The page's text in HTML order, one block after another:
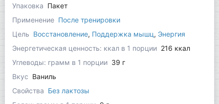
Упаковка Пакет
Применение После тренировки
Цель Восстановление, Поддержка мышц, Энергия
Энергетическая ценность: ккал в 1 порции 216 ккал
Углеводы: грамм в 1 порции 39 г
Вкус Ваниль
Свойства Без лактозы